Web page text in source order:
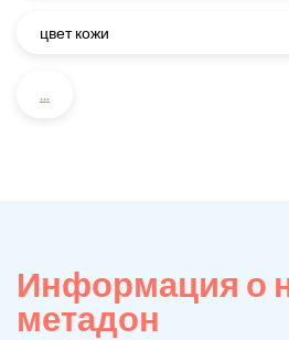
цвет кожи
...
Информация о
метадон